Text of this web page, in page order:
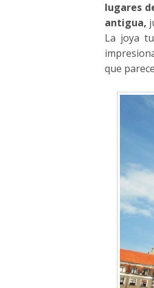
lugares
antigua,
La joya
que